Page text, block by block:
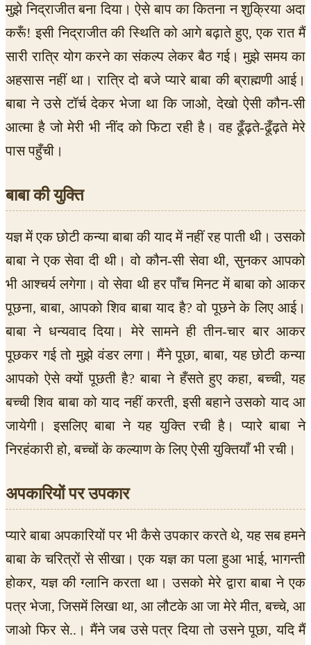
मुझे निद्राजीत बना दिया। ऐसे बाप का कितना न शुक्रिया अदा
करूँ! इसी निद्राजीत की स्थिति को आगे बढ़ाते हुए, एक रात मैं
सारी रात्रि योग करने का संकल्प लेकर बैठ गई। मुझे समय का
अहसास नहीं था। रात्रि दो बजे प्यारे बाबा की ब्राह्मणी आई।
बाबा ने उसे टॉर्च देकर भेजा था कि जाओ, देखो ऐसी कौन-सी
आत्मा है जो मेरी भी नींद को फिटा रही है। वह ढूँढ़ते-ढूँढ़ते मेरे
पास पहुँची।
बाबा की युक्ति
यज्ञ में एक छोटी कन्या बाबा की याद में नहीं रह पाती थी। उसको
बाबा ने एक सेवा दी थी। वो कौन-सी सेवा थी, सुनकर आपको
भी आश्चर्य लगेगा। वो सेवा थी हर पाँच मिनट में बाबा को आकर
पूछना, बाबा, आपको शिव बाबा याद है? वो पूछने के लिए आई।
बाबा ने धन्यवाद दिया। मेरे सामने ही तीन-चार बार आकर
पूछकर गई तो मुझे वंडर लगा। मैंने पूछा, बाबा, यह छोटी कन्या
आपको ऐसे क्यों पूछती है? बाबा ने हँसते हुए कहा, बच्ची, यह
बच्ची शिव बाबा को याद नहीं करती, इसी बहाने उसको याद आ
जायेगी। इसलिए बाबा ने यह युक्ति रची है। प्यारे बाबा ने
निरहंकारी हो, बच्चों के कल्याण के लिए ऐसी युक्तियाँ भी रची।
अपकारियों पर उपकार
प्यारे बाबा अपकारियों पर भी कैसे उपकार करते थे, यह सब हमने
बाबा के चरित्रों से सीखा। एक यज्ञ का पला हुआ भाई, भागन्ती
होकर, यज्ञ की ग्लानि करता था। उसको मेरे द्वारा बाबा ने एक
पत्र भेजा, जिसमें लिखा था, आ लौटके आ जा मेरे मीत, बच्चे, आ
जाओ फिर से..। मैंने जब उसे पत्र दिया तो उसने पूछा, यदि मैं